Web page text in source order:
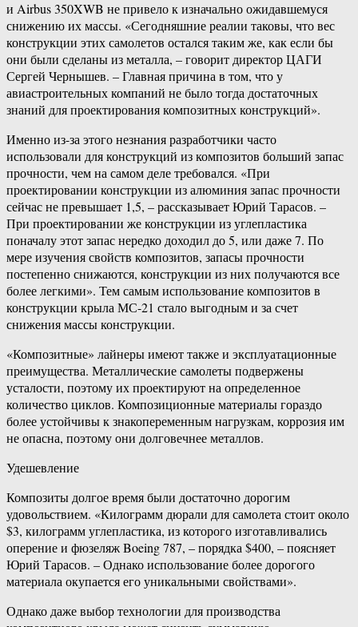
и Airbus 350XWB не привело к изначально ожидавшемуся
снижению их массы. «Сегодняшние реалии таковы, что вес
конструкции этих самолетов остался таким же, как если бы
они были сделаны из металла, – говорит директор ЦАГИ
Сергей Чернышев. – Главная причина в том, что у
авиастроительных компаний не было тогда достаточных
знаний для проектирования композитных конструкций».
Именно из-за этого незнания разработчики часто
использовали для конструкций из композитов больший запас
прочности, чем на самом деле требовался. «При
проектировании конструкции из алюминия запас прочности
сейчас не превышает 1,5, – рассказывает Юрий Тарасов. –
При проектировании же конструкции из углепластика
поначалу этот запас нередко доходил до 5, или даже 7. По
мере изучения свойств композитов, запасы прочности
постепенно снижаются, конструкции из них получаются все
более легкими». Тем самым использование композитов в
конструкции крыла МС-21 стало выгодным и за счет
снижения массы конструкции.
«Композитные» лайнеры имеют также и эксплуатационные
преимущества. Металлические самолеты подвержены
усталости, поэтому их проектируют на определенное
количество циклов. Композиционные материалы гораздо
более устойчивы к знакопеременным нагрузкам, коррозия им
не опасна, поэтому они долговечнее металлов.
Удешевление
Композиты долгое время были достаточно дорогим
удовольствием. «Килограмм дюрали для самолета стоит около
$3, килограмм углепластика, из которого изготавливались
оперение и фюзеляж Boeing 787, – порядка $400, – поясняет
Юрий Тарасов. – Однако использование более дорогого
материала окупается его уникальными свойствами».
Однако даже выбор технологии для производства